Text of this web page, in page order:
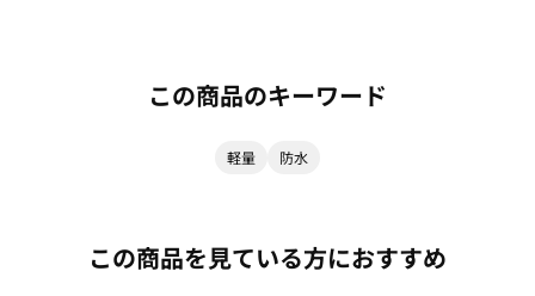
この商品のキーワード
軽量 防水
この商品を見ている方におすすめ